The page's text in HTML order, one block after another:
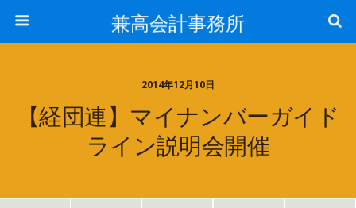
兼高会計事務所
2014年12月10日
【経団連】マイナンバーガイド
ライン説明会開催